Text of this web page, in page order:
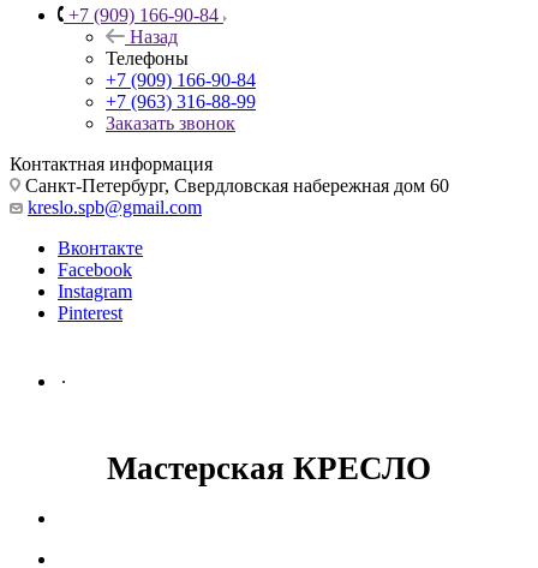
+7 (909) 166-90-84
Назад
Телефоны
+7 (909) 166-90-84
+7 (963) 316-88-99
Заказать звонок
Контактная информация
Санкт-Петербург, Свердловская набережная дом 60
kreslo.spb@gmail.com
Вконтакте
Facebook
Instagram
Pinterest
.
Мастерская КРЕСЛО